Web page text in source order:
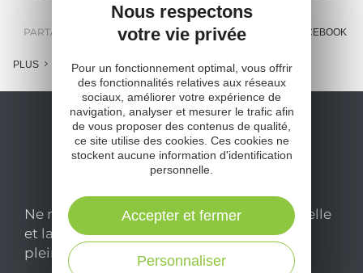
PARTAGER : E-MAIL MESSENGER FACEBOOK
PLUS
Ne manquez pas notre newsletter mensuelle
et laissez-vous inspirer pour profiter
pleinement de votre séjour en Aveyron.
Nous respectons
votre vie privée
Pour un fonctionnement optimal, vous offrir
des fonctionnalités relatives aux réseaux
sociaux, améliorer votre expérience de
navigation, analyser et mesurer le trafic afin
de vous proposer des contenus de qualité,
ce site utilise des cookies. Ces cookies ne
stockent aucune information d'identification
personnelle.
Personnaliser
Accepter et fermer